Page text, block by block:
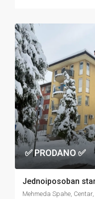
✅ PRODANO ✅
Jednoiposoban
Mehmeda Spahe,